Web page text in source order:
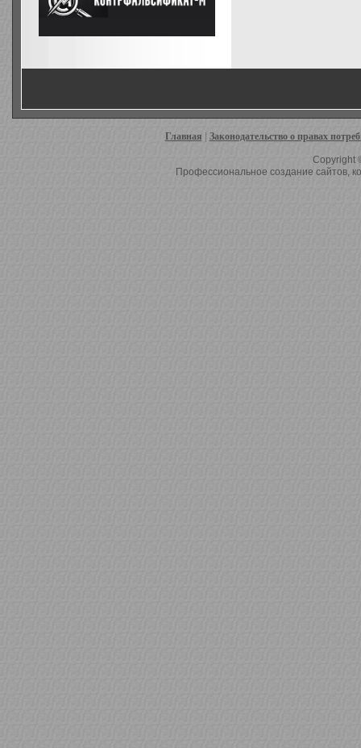
Главная Законодательство о правах
Copyright
Профессиональное создание сайтов,